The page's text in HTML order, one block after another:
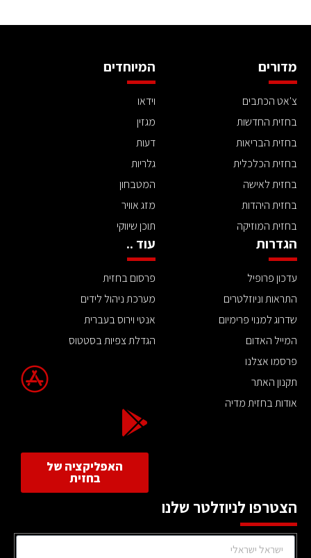
מדורים
צ'אט הכתבים
בחזית החדשות
בחזית הבריאות
בחזית הכלכלית
בחזית לאישה
בחזית היהדות
בחזית המוזיקה
המיוחדים
וידאו
מגזין
דעות
גלריות
המטבחון
מזג אוויר
תוכן שיווקי
הגדרות
עדכון פרופיל
התראות וניוזלטרים
שדרוג למנוי פרימיום
המייל האדום
פרסמו אצלנו
תקנון האתר
אודות בחזית מדיה
עוד ..
פרסום בחזית
מערכת ניהול לידים
אנטי וירוס בעברית
הגדלת צפיות בסטטוס
האפליקציה של
בחזית
הצטרפו לניוזלטר שלנו